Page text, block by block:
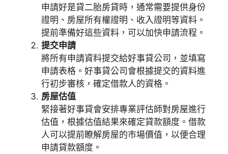
申請好是貸二胎房貸時，通常需要提供身份
證明、房屋所有權證明、收入證明等資料。
提前準備好這些資料，可以加快申請流程。
提交申請
將所有申請資料提交給好事貸公司，並填寫
申請表格。好事貸公司會根據提交的資料進
行初步審核，確定借款人的資格。
房屋估值
緊接著好事貸會安排專業評估師對房屋進行
估值，根據估值結果來確定貸款額度。借款
人可以提前瞭解房屋的市場價值，以便合理
申請貸款額度。